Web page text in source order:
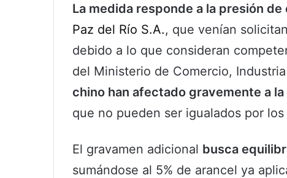
La medida responde a la presión
Paz del Río S.A., que venían
debido a lo que consideran
del Ministerio de Comercio,
chino han afectado gravemente a
que no pueden ser igualados por
El gravamen adicional busca
sumándose al 5% de arancel ya